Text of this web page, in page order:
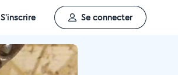
S'inscrire Se connecter